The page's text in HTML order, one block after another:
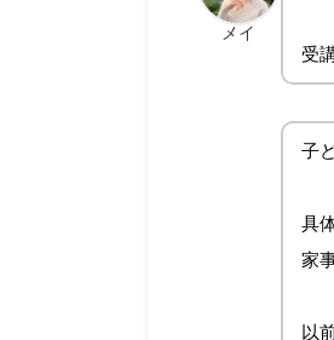
メイ
受
子
具
家
以